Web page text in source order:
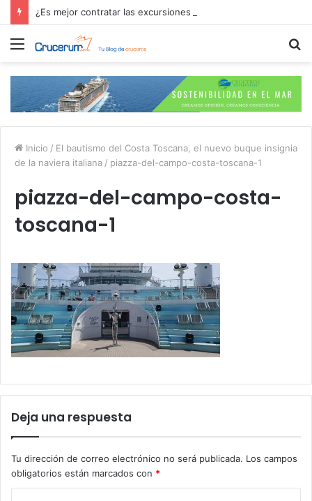
Menú
Inicio / El bautismo del Costa Toscana, el nuevo buque insignia
de la naviera italiana / piazza-del-campo-costa-toscana-1
piazza-del-campo-costa-
toscana-1
Deja una respuesta
Tu dirección de correo electrónico no será publicada. Los campos
obligatorios están marcados con *